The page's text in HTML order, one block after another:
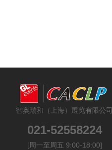
智奥瑞和（上海）展览有限公司
021-52558224
[周一至周五 9:00-18:00]